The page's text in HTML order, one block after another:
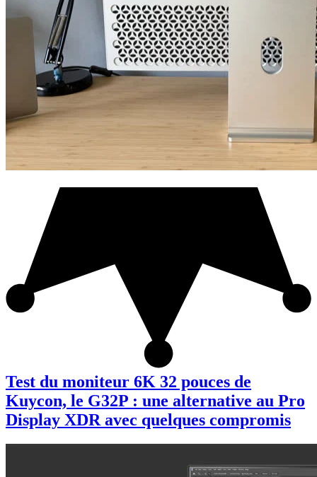
Test du moniteur 6K 32 pouces de
Kuycon, le G32P : une alternative au Pro
Display XDR avec quelques compromis